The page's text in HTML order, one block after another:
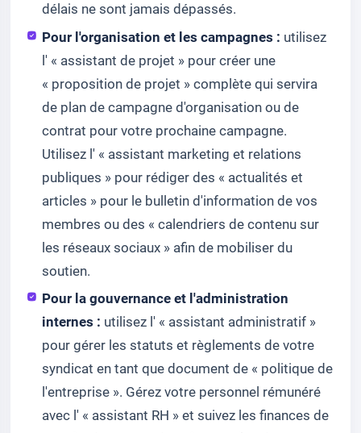
délais ne sont jamais dépassés.
Pour l'organisation et les campagnes : utilisez
l' « assistant de projet » pour créer une
« proposition de projet » complète qui servira
de plan de campagne d'organisation ou de
contrat pour votre prochaine campagne.
Utilisez l' « assistant marketing et relations
publiques » pour rédiger des « actualités et
articles » pour le bulletin d'information de vos
membres ou des « calendriers de contenu sur
les réseaux sociaux » afin de mobiliser du
soutien.
Pour la gouvernance et l'administration
internes : utilisez l' « assistant administratif »
pour gérer les statuts et règlements de votre
syndicat en tant que document de « politique de
l'entreprise ». Gérez votre personnel rémunéré
avec l' « assistant RH » et suivez les finances de